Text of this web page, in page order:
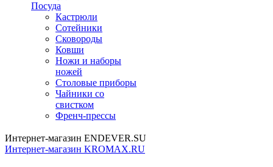
Посуда
Кастрюли
Сотейники
Сковороды
Ковши
Ножи и наборы
ножей
Столовые приборы
Чайники со
свистком
Френч-прессы
Интернет-магазин ENDEVER.SU
Интернет-магазин KROMAX.RU